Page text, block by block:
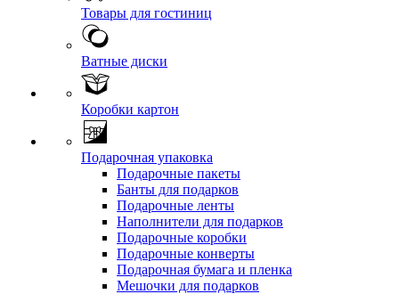
Товары для гостиниц
Ватные диски
Коробки картон
Подарочная упаковка
Подарочные пакеты
Банты для подарков
Подарочные ленты
Наполнители для подарков
Подарочные коробки
Подарочные конверты
Подарочная бумага и пленка
Мешочки для подарков